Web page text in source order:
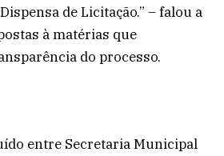
de Licitação.” – falou a
à matérias que
do processo.
entre Secretaria Municipal